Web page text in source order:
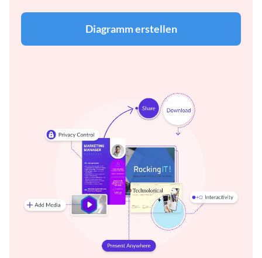
Diagramm erstellen